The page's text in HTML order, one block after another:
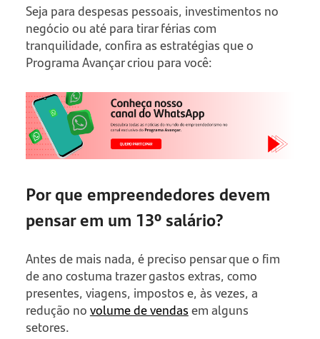
Seja para despesas pessoais, investimentos no
negócio ou até para tirar férias com
tranquilidade, confira as estratégias que o
Programa Avançar criou para você:
Por que empreendedores devem
pensar em um 13º salário?
Antes de mais nada, é preciso pensar que o fim
de ano costuma trazer gastos extras, como
presentes, viagens, impostos e, às vezes, a
redução novolume de vendasem alguns
setores.